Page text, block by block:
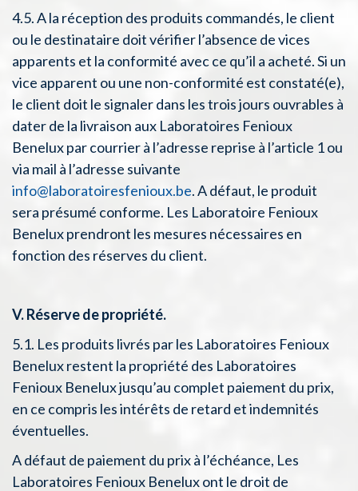
4.5. A la réception des produits commandés, le client
ou le destinataire doit vérifier l’absence de vices
apparents et la conformité avec ce qu’il a acheté. Si un
vice apparent ou une non-conformité est constaté(e),
le client doit le signaler dans les trois jours ouvrables à
dater de la livraison aux Laboratoires Fenioux
Benelux par courrier à l’adresse reprise à l’article 1 ou
via mail à l’adresse suivante
info@laboratoiresfenioux.be. A défaut, le produit
sera présumé conforme. Les Laboratoire Fenioux
Benelux prendront les mesures nécessaires en
fonction des réserves du client.
V. Réserve de propriété.
5.1. Les produits livrés par les Laboratoires Fenioux
Benelux restent la propriété des Laboratoires
Fenioux Benelux jusqu’au complet paiement du prix,
en ce compris les intérêts de retard et indemnités
éventuelles.
A défaut de paiement du prix à l’échéance, Les
Laboratoires Fenioux Benelux ont le droit de